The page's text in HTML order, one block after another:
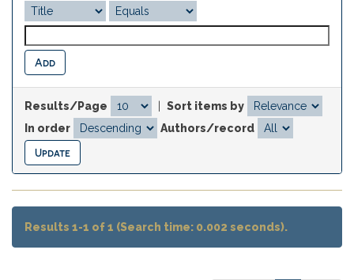
Results/Page
Sort items by
In order
Authors/record
Results 1-1 of 1 (Search time: 0.002 seconds).